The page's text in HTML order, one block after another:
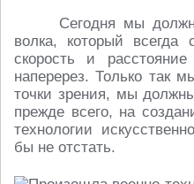
Сегодня мы
волка, который всегда
скорость и
наперерез. Только так
точки зрения, мы
прежде всего, на
технологии
бы не отстать.